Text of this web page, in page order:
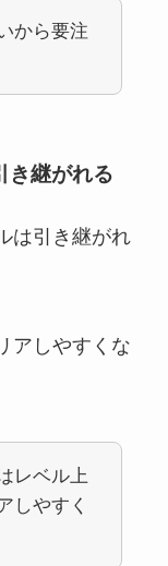
から要注
き継がれる
は引き継がれ
アしやすくな
レベル上
しやすく